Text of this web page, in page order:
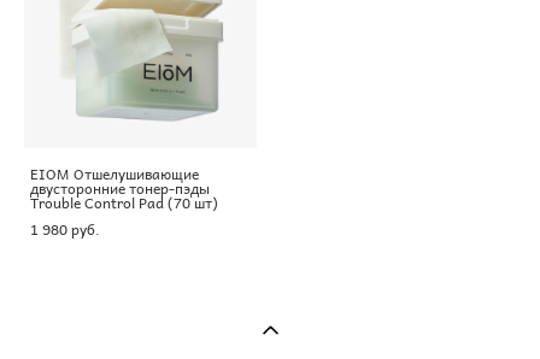
EIOM Отшелушивающие
двусторонние тонер-пэды
Trouble Control Pad (70 шт)
1 980 pуб.